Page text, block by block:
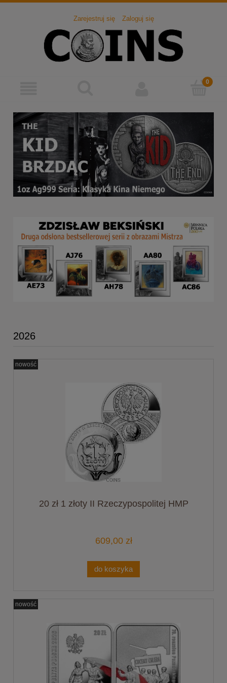
Zarejestruj się Zaloguj się
2026
20 zł 1 złoty II Rzeczypospolitej HMP
609,00 zł
do koszyka
nowość
nowość